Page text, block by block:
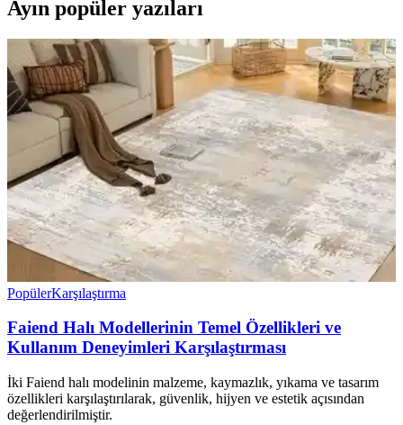
Ayın popüler yazıları
PopülerKarşılaştırma
Faiend Halı Modellerinin Temel Özellikleri ve
Kullanım Deneyimleri Karşılaştırması
İki Faiend halı modelinin malzeme, kaymazlık, yıkama ve tasarım
özellikleri karşılaştırılarak, güvenlik, hijyen ve estetik açısından
değerlendirilmiştir.